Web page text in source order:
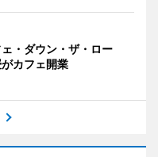
・ダウン・ザ・ロー
カフェ開業